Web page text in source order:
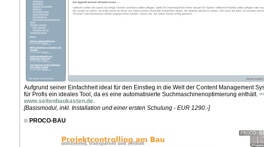
Aufgrund seiner Einfachheit ideal für den Einstieg in die Welt der Content Management
für Profis ein ideales Tool, da es eine automatisierte Suchmaschinenoptimierung enthält.
www.seitenbaukasten.de.
[Basismodul, inkl. Installation und einer ersten Schulung - EUR 1290.-]
PROCO-BAU